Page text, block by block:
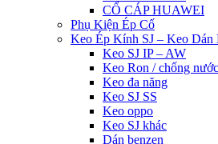
CỔ CÁP HUAWEI
Phụ Kiện Ép Cố
Keo Ép Kính SJ – Keo Dán
Keo SJ IP – AW
Keo Ron / chống
Keo đa năng
Keo SJ SS
Keo oppo
Keo SJ khác
Dán benzen